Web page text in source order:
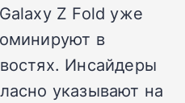
Z Fold уже
в
Инсайдеры
указывают на